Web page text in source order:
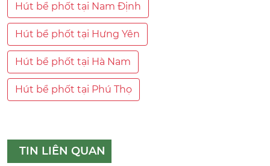
Hút bể phốt tại Nam Định
Hút bể phốt tại Hưng Yên
Hút bể phốt tại Hà Nam
Hút bể phốt tại Phú Thọ
TIN LIÊN QUAN